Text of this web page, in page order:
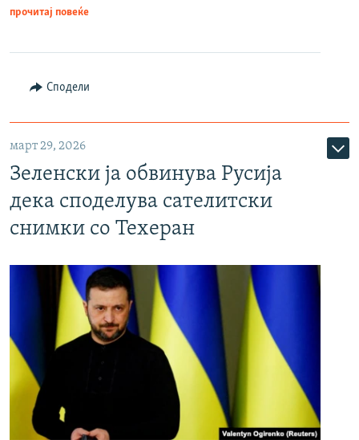
прочитај повеќе
Сподели
март 29, 2026
Зеленски ја обвинува Русија
дека споделува сателитски
снимки со Техеран